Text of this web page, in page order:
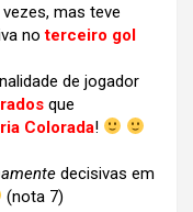
mas teve
noterceiro gol
de jogador
que
Colorada!
decisivas em
(nota 7)